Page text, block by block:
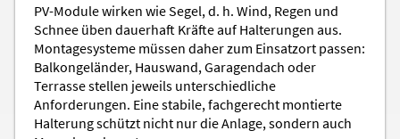
PV-Module wirken wie Segel, d. h. Wind, Regen und
Schnee üben dauerhaft Kräfte auf Halterungen aus.
Montagesysteme müssen daher zum Einsatzort passen:
Balkongeländer, Hauswand, Garagendach oder
Terrasse stellen jeweils unterschiedliche
Anforderungen. Eine stabile, fachgerecht montierte
Halterung schützt nicht nur die Anlage, sondern auch